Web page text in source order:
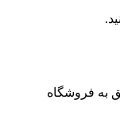
به فروشگاه